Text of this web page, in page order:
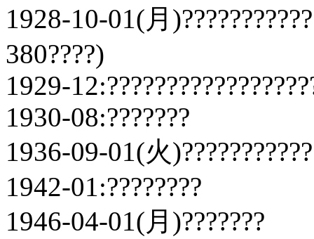
1928-10-01(月
380????)
1929-
1930-08:???????
1936-09-01(火
1942-01:????????
1946-04-01(月)???????